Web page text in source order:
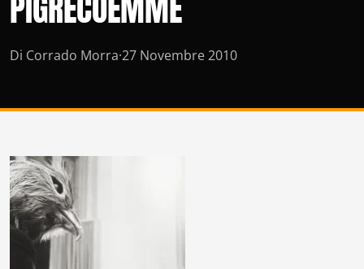
Di Corrado Morra·27 Novembre 2010